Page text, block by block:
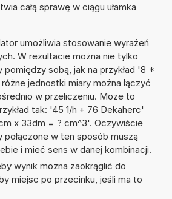
całą sprawę w ciągu ułamka
umożliwia stosowanie wyrażeń
W rezultacie można nie tylko
pomiędzy sobą, jak na przykład '8 *
jednostki miary można łączyć
w przeliczeniu. Może to
tak: '45 1/h + 76 Dekaherc'
x 33dm = ? cm^3'. Oczywiście
połączone w ten sposób muszą
i mieć sens w danej kombinacji.
wynik można zaokrąglić do
miejsc po przecinku, jeśli ma to